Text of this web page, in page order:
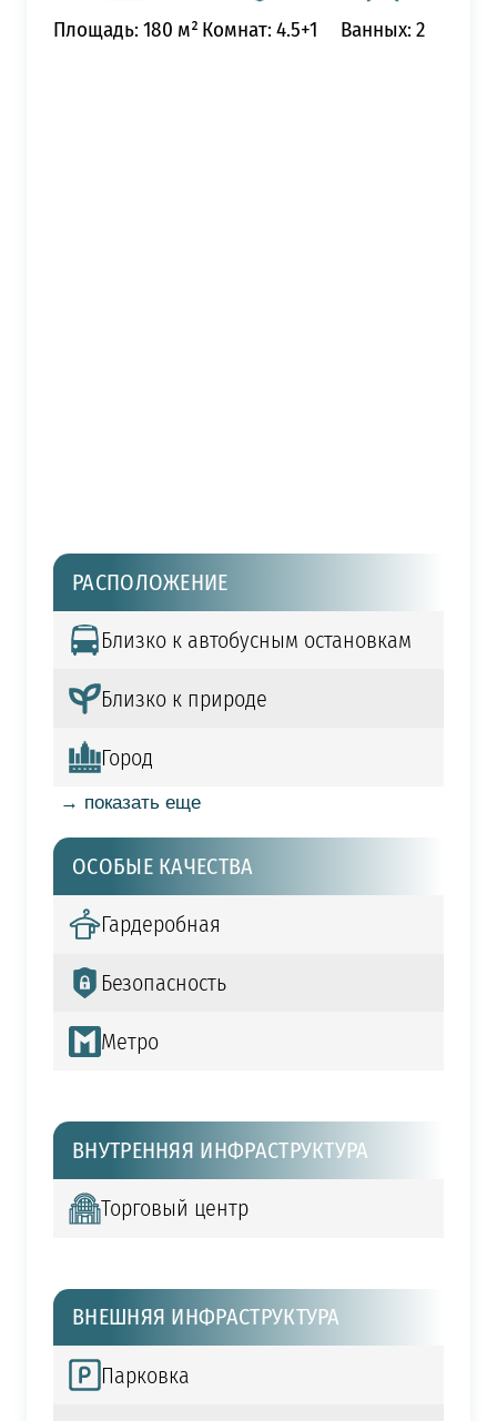
Площадь: 180 м²Комнат: 4.5+1 Ванных: 2
РАСПОЛОЖЕНИЕ
Близко к автобусным остановкам
Близко к природе
Город
→ показать еще
ОСОБЫЕ КАЧЕСТВА
Гардеробная
Безопасность
Метро
ВНУТРЕННЯЯ ИНФРАСТРУКТУРА
Торговый центр
ВНЕШНЯЯ ИНФРАСТРУКТУРА
Парковка